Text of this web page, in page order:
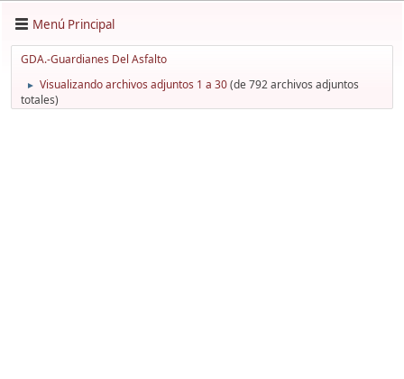
Menú Principal
GDA.-Guardianes Del Asfalto
► Visualizando archivos adjuntos 1 a 30(de 792 archivos adjuntos
totales)